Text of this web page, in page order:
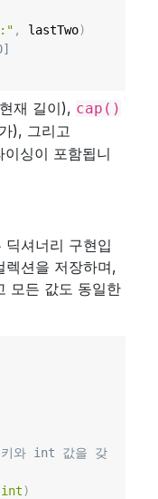
:" , lastTwo)
재 길이), cap()
), 그리고
싱이 포함됩니
셔너리 구현입
렉션을 저장하며,
모든 값도 동일한
키와 int 값을 갖
int)